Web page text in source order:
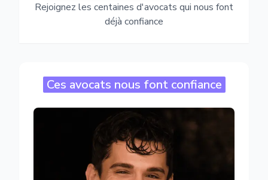
Rejoignez les centaines d'avocats qui nous font
déjà confiance
Ces avocats nous font confiance